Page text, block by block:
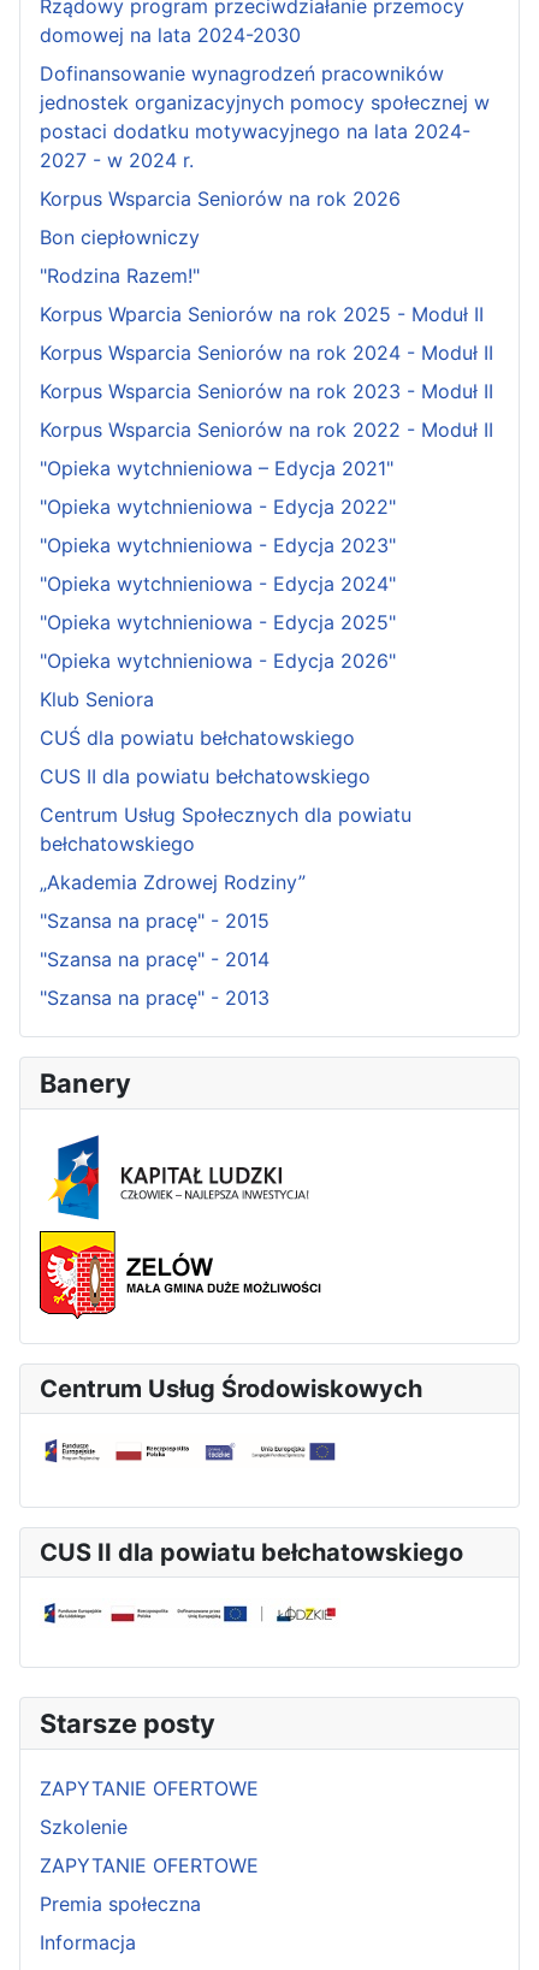
Rządowy program przeciwdziałanie przemocy
domowej na lata 2024-2030
Dofinansowanie wynagrodzeń pracowników
jednostek organizacyjnych pomocy społecznej w
postaci dodatku motywacyjnego na lata 2024-
2027 - w 2024 r.
Korpus Wsparcia Seniorów na rok 2026
Bon ciepłowniczy
"Rodzina Razem!"
Korpus Wparcia Seniorów na rok 2025 - Moduł II
Korpus Wsparcia Seniorów na rok 2024 - Moduł II
Korpus Wsparcia Seniorów na rok 2023 - Moduł II
Korpus Wsparcia Seniorów na rok 2022 - Moduł II
"Opieka wytchnieniowa – Edycja 2021"
"Opieka wytchnieniowa - Edycja 2022"
"Opieka wytchnieniowa - Edycja 2023"
"Opieka wytchnieniowa - Edycja 2024"
"Opieka wytchnieniowa - Edycja 2025"
"Opieka wytchnieniowa - Edycja 2026"
Klub Seniora
CUŚ dla powiatu bełchatowskiego
CUS II dla powiatu bełchatowskiego
Centrum Usług Społecznych dla powiatu
bełchatowskiego
„Akademia Zdrowej Rodziny”
"Szansa na pracę" - 2015
"Szansa na pracę" - 2014
"Szansa na pracę" - 2013
Banery
Centrum Usług Środowiskowych
CUS II dla powiatu bełchatowskiego
Starsze posty
ZAPYTANIE OFERTOWE
Szkolenie
ZAPYTANIE OFERTOWE
Premia społeczna
Informacja